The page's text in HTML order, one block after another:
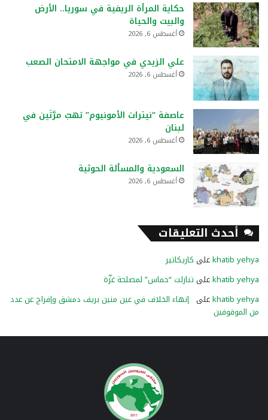
حكاية المرأة الريفية في سوريا.. الأرض
والبيت والحياة
أغسطس 6, 2026
علي الزيدي في مواجهة الامتحان الصعب
أغسطس 6, 2026
عاصفة “نيترات الأمونيوم” تهبّ مرَّتَين في
لبنان
أغسطس 6, 2026
السعودية والمسألة الحوثية
أغسطس 6, 2026
أحدث التعليقات
khatib yehyaعلى كاريكاتير
khatib yehyaعلى تنازلت “حماس” لمصلحة غزّة
khatib yehyaعلى إنهاء الخلاف في عين منين بريف دمشق وإفراج عن عدد
من الموقوفين